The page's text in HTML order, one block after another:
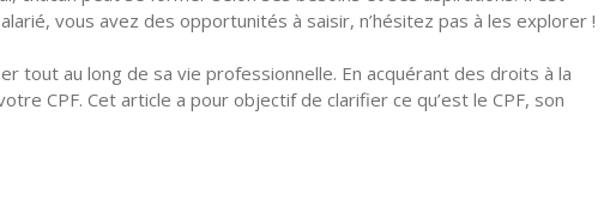
vous avez des opportunités à saisir, n’hésitez pas à les explorer !
tout au long de sa vie professionnelle. En acquérant des droits à la
CPF. Cet article a pour objectif de clarifier ce qu’est le CPF, son